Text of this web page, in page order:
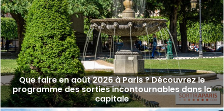
Que faire en août 2026 à Paris ? Découvrez le
programme des sorties incontournables dans la
capitale